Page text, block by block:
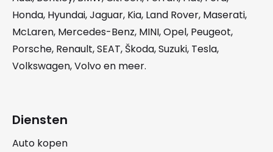
Honda, Hyundai,Jaguar, Kia, Land Rover, Maserati,
McLaren, Mercedes-Benz, MINI,Opel, Peugeot,
Porsche, Renault,SEAT, Škoda,Suzuki, Tesla,
Volkswagen,Volvoen meer.
Diensten
Auto kopen